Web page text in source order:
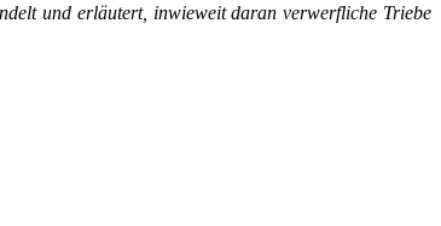
und erläutert, inwieweit daran verwerfliche Triebe